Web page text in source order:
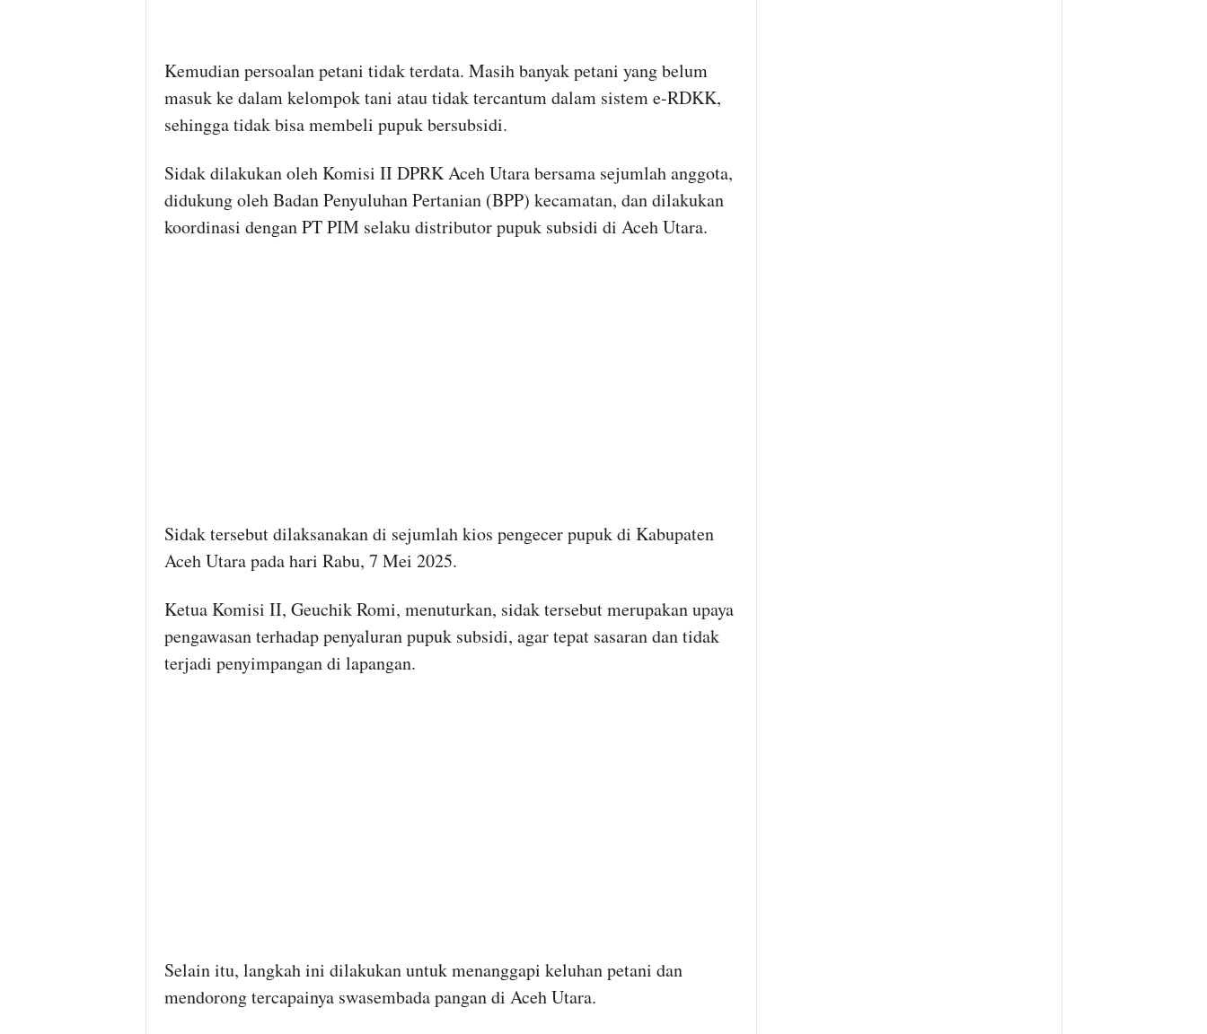
Kemudian persoalan petani tidak terdata. Masih banyak petani yang belum
masuk ke dalam kelompok tani atau tidak tercantum dalam sistem e-RDKK,
sehingga tidak bisa membeli pupuk bersubsidi.
Sidak dilakukan oleh Komisi II DPRK Aceh Utara bersama sejumlah anggota,
didukung oleh Badan Penyuluhan Pertanian (BPP) kecamatan, dan dilakukan
koordinasi dengan PT PIM selaku distributor pupuk subsidi di Aceh Utara.
Sidak tersebut dilaksanakan di sejumlah kios pengecer pupuk di Kabupaten
Aceh Utara pada hari Rabu, 7 Mei 2025.
Ketua Komisi II, Geuchik Romi, menuturkan, sidak tersebut merupakan upaya
pengawasan terhadap penyaluran pupuk subsidi, agar tepat sasaran dan tidak
terjadi penyimpangan di lapangan.
Selain itu, langkah ini dilakukan untuk menanggapi keluhan petani dan
mendorong tercapainya swasembada pangan di Aceh Utara.